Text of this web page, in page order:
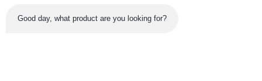
Wyślij teraz
Good day, what product are you looking for?